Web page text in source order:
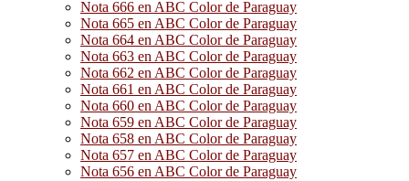
Nota 666 en ABC Color de Paraguay
Nota 665 en ABC Color de Paraguay
Nota 664 en ABC Color de Paraguay
Nota 663 en ABC Color de Paraguay
Nota 662 en ABC Color de Paraguay
Nota 661 en ABC Color de Paraguay
Nota 660 en ABC Color de Paraguay
Nota 659 en ABC Color de Paraguay
Nota 658 en ABC Color de Paraguay
Nota 657 en ABC Color de Paraguay
Nota 656 en ABC Color de Paraguay